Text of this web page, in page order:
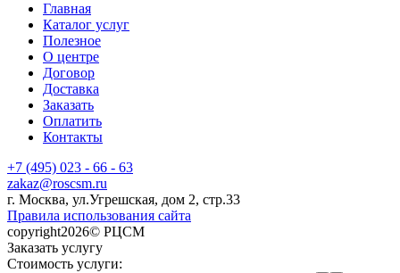
Главная
Каталог услуг
Полезное
О центре
Договор
Доставка
Заказать
Оплатить
Контакты
+7 (495) 023 - 66 - 63
zakaz@roscsm.ru
г. Москва, ул.Угрешская, дом 2, стр.33
Правила использования сайта
copyright2026© РЦСМ
Заказать услугу
Стоимость услуги: